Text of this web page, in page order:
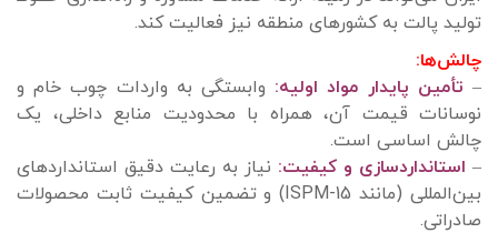
تولید پالت به کشورهای منطقه نیز فعالیت کند.
چالش‌ها:
– تأمین پایدار مواد اولیه: وابستگی به واردات چوب خام و
نوسانات قیمت آن، همراه با محدودیت منابع داخلی، یک
چالش اساسی است.
– استانداردسازی و کیفیت: نیاز به رعایت دقیق استانداردهای
بین‌المللی (مانند ISPM-15) و تضمین کیفیت ثابت محصولات
صادراتی.